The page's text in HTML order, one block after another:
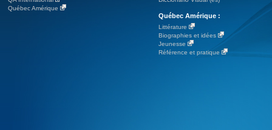
Québec Amérique
Québec Amérique :
Littérature
Biographies et idées
Jeunesse
Référence et pratique